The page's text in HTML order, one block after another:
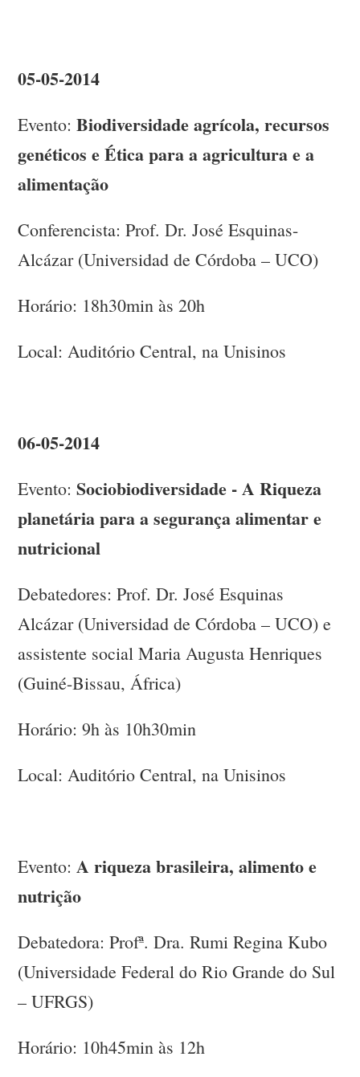
05-05-2014
Evento:Biodiversidade agrícola, recursos
genéticos e Ética para a agricultura e a
alimentação
Conferencista: Prof. Dr. José Esquinas-
Alcázar (Universidad de Córdoba – UCO)
Horário: 18h30min às 20h
Local: Auditório Central, na Unisinos
06-05-2014
Evento:Sociobiodiversidade - A Riqueza
planetária para a segurança alimentar e
nutricional
Debatedores: Prof. Dr. José Esquinas
Alcázar (Universidad de Córdoba – UCO) e
assistente social Maria Augusta Henriques
(Guiné-Bissau, África)
Horário: 9h às 10h30min
Local: Auditório Central, na Unisinos
Evento:A riqueza brasileira, alimento e
nutrição
Debatedora: Profª. Dra. Rumi Regina Kubo
(Universidade Federal do Rio Grande do Sul
– UFRGS)
Horário: 10h45min às 12h